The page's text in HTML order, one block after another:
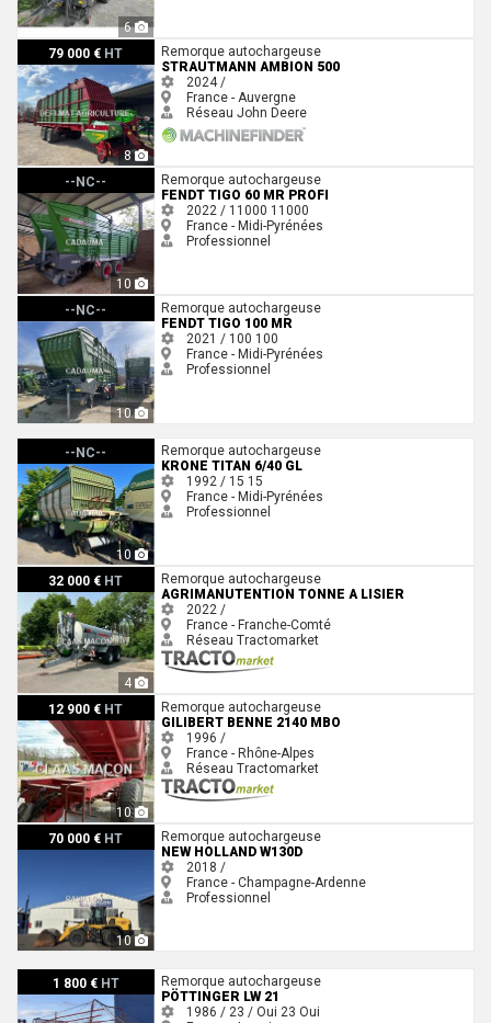
6
79 000 € HT
8
Strautmann AMBION 500Remorque autochargeuse
STRAUTMANN AMBION 500
2024 /
France - Auvergne
Réseau John Deere
--NC--
10
Fendt Tigo 60 MR Profi
Remorque autochargeuse
FENDT TIGO 60 MR PROFI
2022 / 11000 11000
France - Midi-Pyrénées
Professionnel
--NC--
10
Fendt TIGO 100 MR
Remorque autochargeuse
FENDT TIGO 100 MR
2021 / 100 100
France - Midi-Pyrénées
Professionnel
--NC--
10
Krone TITAN 6/40 GL
Remorque autochargeuse
KRONE TITAN 6/40 GL
1992 / 15 15
France - Midi-Pyrénées
Professionnel
32 000 € HT
4
Agrimanutention TONNE A LISIERRemorque autochargeuse
AGRIMANUTENTION TONNE A LISIER
2022 /
France - Franche-Comté
Réseau Tractomarket
12 900 € HT
10
Gilibert BENNE 2140 MBORemorque autochargeuse
GILIBERT BENNE 2140 MBO
1996 /
France - Rhône-Alpes
Réseau Tractomarket
70 000 € HT
10
New Holland W130D
Remorque autochargeuse
NEW HOLLAND W130D
2018 /
France - Champagne-Ardenne
Professionnel
1 800 € HT
Pöttinger Lw 21
Remorque autochargeuse
PÖTTINGER LW 21
1986 / 23 / Oui 23 Oui